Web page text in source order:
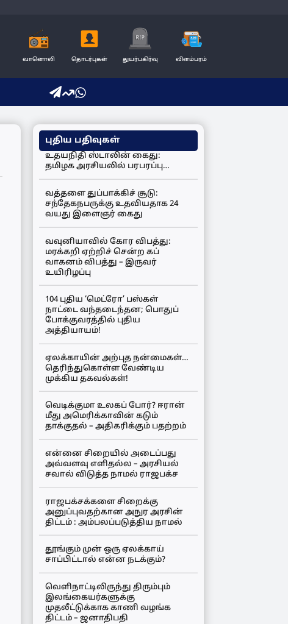
வானொலி தொடர்புகள் துயர்பகிர்வு விளம்பரம்
புதிய பதிவுகள்
உதயநிதி ஸ்டாலின் கைது:
தமிழக அரசியலில் பரபரப்பு…
வத்தளை துப்பாக்கிச் சூடு:
சந்தேகநபருக்கு உதவியதாக 24
வயது இளைஞர் கைது
வவுனியாவில் கோர விபத்து:
மரக்கறி ஏற்றிச் சென்ற கப்
வாகனம் விபத்து – இருவர்
உயிரிழப்பு
104 புதிய ‘மெட்ரோ’ பஸ்கள்
நாட்டை வந்தடைந்தன; பொதுப்
போக்குவரத்தில் புதிய
அத்தியாயம்!
ஏலக்காயின் அற்புத நன்மைகள்…
தெரிந்துகொள்ள வேண்டிய
முக்கிய தகவல்கள்!
வெடிக்குமா உலகப் போர்? ஈரான்
மீது அமெரிக்காவின் கடும்
தாக்குதல் – அதிகரிக்கும் பதற்றம்
என்னை சிறையில் அடைப்பது
அவ்வளவு எளிதல்ல – அரசியல்
சவால் விடுத்த நாமல் ராஜபக்ச
ராஜபக்சக்களை சிறைக்கு
அனுப்புவதற்கான அநுர அரசின்
திட்டம் : அம்பலப்படுத்திய நாமல்
தூங்கும் முன் ஒரு ஏலக்காய்
சாப்பிட்டால் என்ன நடக்கும்?
வெளிநாட்டிலிருந்து திரும்பும்
இலங்கையர்களுக்கு
முதலீட்டுக்காக காணி வழங்க
திட்டம் – ஜனாதிபதி